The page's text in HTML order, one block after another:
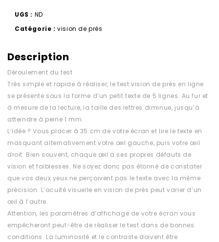
UGS : ND
Catégorie :vision de près
Description
Déroulement du test
Très simple et rapide à réaliser, le test vision de près en ligne
se présente sous la forme d’un petit texte de 5 lignes. Au fur et
à mesure de la lecture, la taille des lettres diminue, jusqu’à
atteindre à peine 1 mm.
L’idée ? Vous placer à 35 cm de votre écran et lire le texte en
masquant alternativement votre œil gauche, puis votre œil
droit. Bien souvent, chaque œil a ses propres défauts de
vision et faiblesses. Ne soyez donc pas étonné de constater
que vos deux yeux ne perçoivent pas le texte avec la même
précision. L’acuité visuelle en vision de près peut varier d’un
œil à l’autre.
Attention, les paramètres d’affichage de votre écran vous
empêcheront peut-être de réaliser le test dans de bonnes
conditions. La luminosité et le contraste doivent être